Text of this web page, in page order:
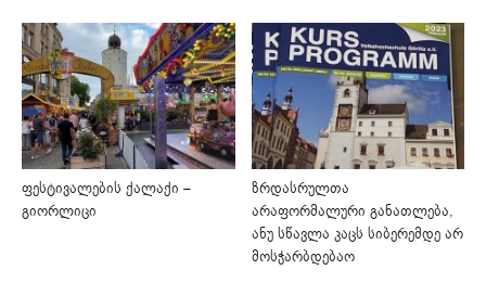
ფესტივალების ქალაქი –
გიორლიცი
ზრდასრულთა
არაფორმალური განათლება,
ანუ სწავლა კაცს სიბერემდე არ
მოსჭარბდებაო